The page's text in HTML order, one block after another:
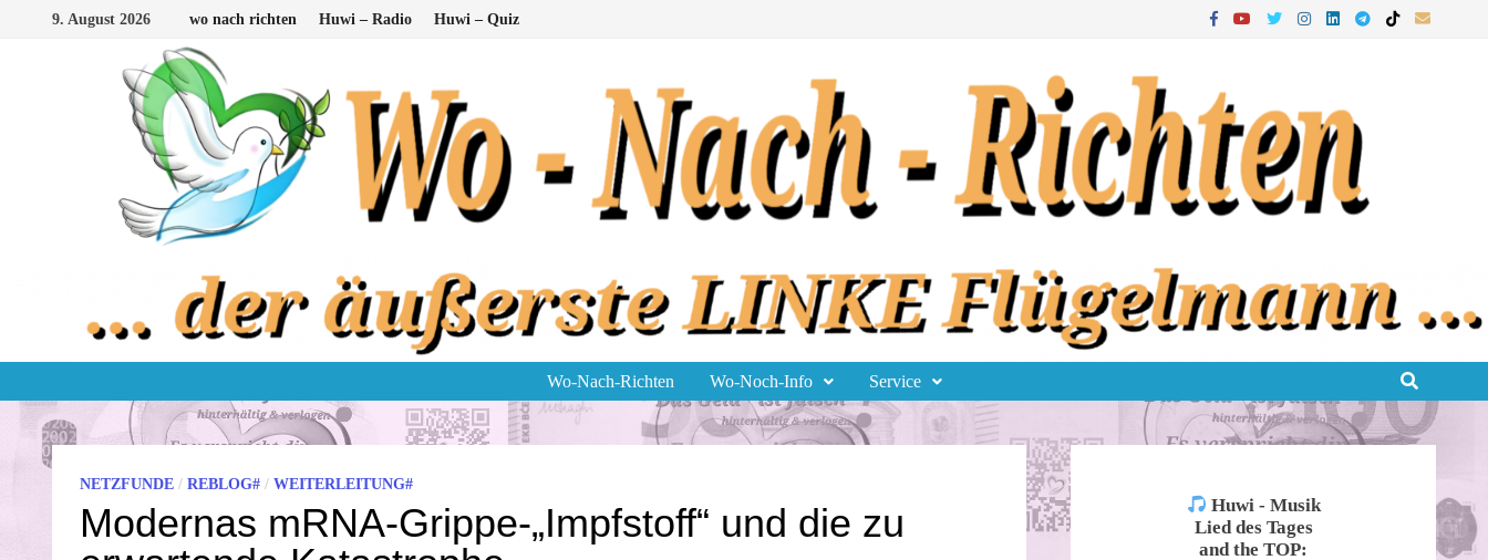
9. August 2026 wo nach richten Huwi – Radio Huwi – Quiz
Wo-Nach-Richten Wo-Noch-Info Service
NETZFUNDE / REBLOG# / WEITERLEITUNG#
Modernas mRNA-Grippe-„Impfstoff“ und die zu
Huwi - Musik
Lied des Tages
and the TOP: